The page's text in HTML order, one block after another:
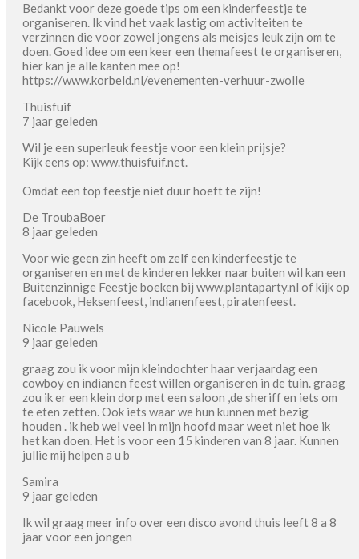
Bedankt voor deze goede tips om een kinderfeestje te
organiseren. Ik vind het vaak lastig om activiteiten te
verzinnen die voor zowel jongens als meisjes leuk zijn om te
doen. Goed idee om een keer een themafeest te organiseren,
hier kan je alle kanten mee op!
https://www.korbeld.nl/evenementen-verhuur-zwolle
Thuisfuif
7 jaar geleden
Wil je een superleuk feestje voor een klein prijsje?
Kijk eens op: www.thuisfuif.net.
Omdat een top feestje niet duur hoeft te zijn!
De TroubaBoer
8 jaar geleden
Voor wie geen zin heeft om zelf een kinderfeestje te
organiseren en met de kinderen lekker naar buiten wil kan een
Buitenzinnige Feestje boeken bij www.plantaparty.nl of kijk op
facebook, Heksenfeest, indianenfeest, piratenfeest.
Nicole Pauwels
9 jaar geleden
graag zou ik voor mijn kleindochter haar verjaardag een
cowboy en indianen feest willen organiseren in de tuin. graag
zou ik er een klein dorp met een saloon ,de sheriff en iets om
te eten zetten. Ook iets waar we hun kunnen met bezig
houden . ik heb wel veel in mijn hoofd maar weet niet hoe ik
het kan doen. Het is voor een 15 kinderen van 8 jaar. Kunnen
jullie mij helpen a u b
Samira
9 jaar geleden
Ik wil graag meer info over een disco avond thuis leeft 8 a 8
jaar voor een jongen